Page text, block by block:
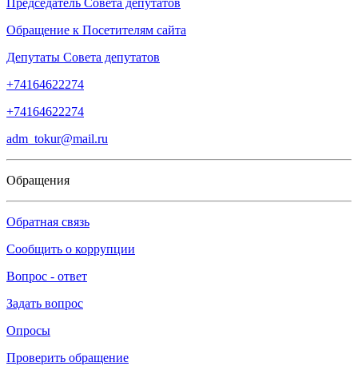
Председатель Совета депутатов
Обращение к Посетителям сайта
Депутаты Совета депутатов
+74164622274
+74164622274
adm_tokur@mail.ru
Обращения
Обратная связь
Сообщить о коррупции
Вопрос - ответ
Задать вопрос
Опросы
Проверить обращение